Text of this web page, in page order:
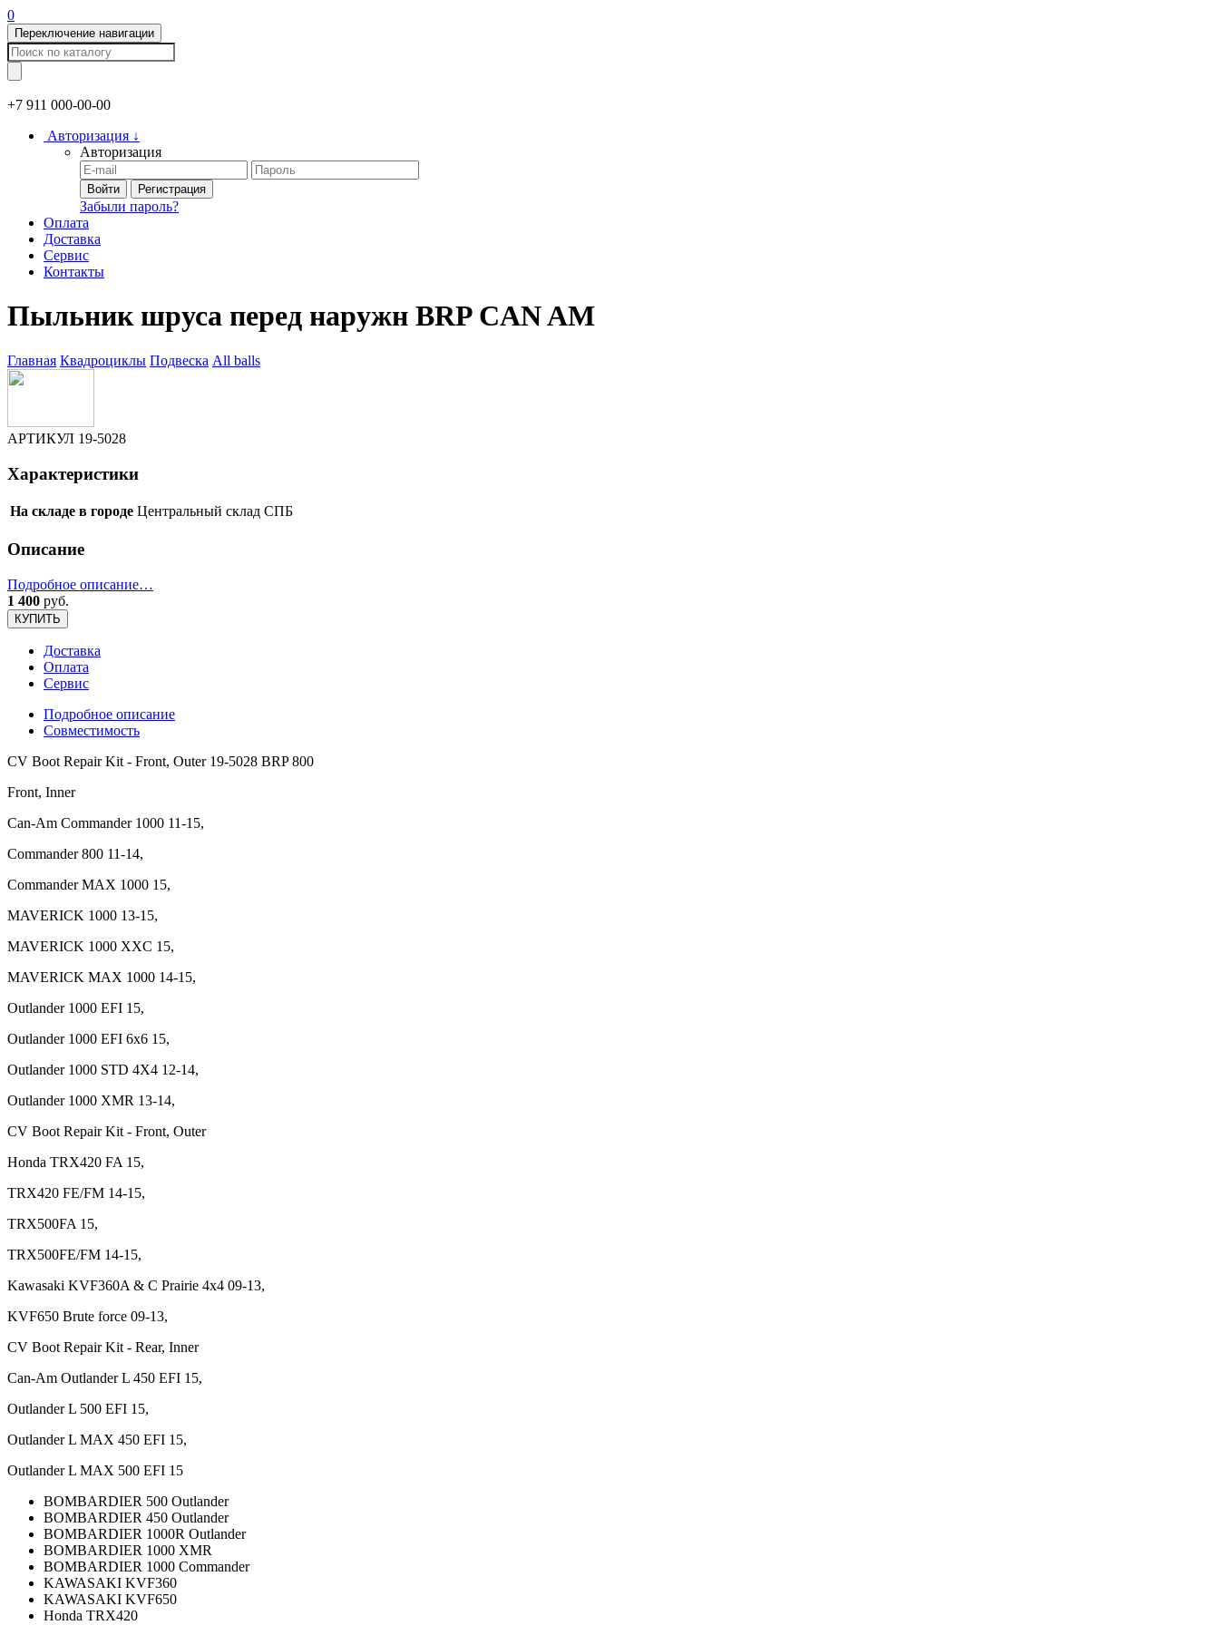
0
Переключение навигации
+7 911 000-00-00
Авторизация ↓
Авторизация
Войти Регистрация
Забыли пароль?
Оплата
Доставка
Сервис
Контакты
Пыльник шруса перед наружн BRP CAN AM
Главная Квадроциклы Подвеска All balls
АРТИКУЛ 19-5028
Характеристики
На складе в городе Центральный склад СПБ
Описание
Подробное описание…
1 400 руб.
КУПИТЬ
Доставка
Оплата
Сервис
Подробное описание
Совместимость
CV Boot Repair Kit - Front, Outer 19-5028 BRP 800
Front, Inner
Can-Am Commander 1000 11-15,
Commander 800 11-14,
Commander MAX 1000 15,
MAVERICK 1000 13-15,
MAVERICK 1000 XXC 15,
MAVERICK MAX 1000 14-15,
Outlander 1000 EFI 15,
Outlander 1000 EFI 6x6 15,
Outlander 1000 STD 4X4 12-14,
Outlander 1000 XMR 13-14,
CV Boot Repair Kit - Front, Outer
Honda TRX420 FA 15,
TRX420 FE/FM 14-15,
TRX500FA 15,
TRX500FE/FM 14-15,
Kawasaki KVF360A & C Prairie 4x4 09-13,
KVF650 Brute force 09-13,
CV Boot Repair Kit - Rear, Inner
Can-Am Outlander L 450 EFI 15,
Outlander L 500 EFI 15,
Outlander L MAX 450 EFI 15,
Outlander L MAX 500 EFI 15
BOMBARDIER 500 Outlander
BOMBARDIER 450 Outlander
BOMBARDIER 1000R Outlander
BOMBARDIER 1000 XMR
BOMBARDIER 1000 Commander
KAWASAKI KVF360
KAWASAKI KVF650
Honda TRX420